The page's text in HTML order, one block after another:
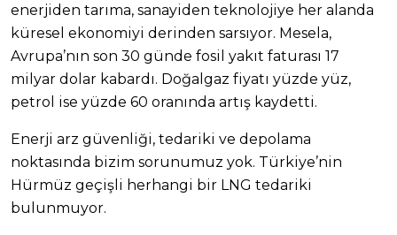
enerjiden tarıma, sanayiden teknolojiye her alanda
küresel ekonomiyi derinden sarsıyor. Mesela,
Avrupa’nın son 30 günde fosil yakıt faturası 17
milyar dolar kabardı. Doğalgaz fiyatı yüzde yüz,
petrol ise yüzde 60 oranında artış kaydetti.
Enerji arz güvenliği, tedariki ve depolama
noktasında bizim sorunumuz yok. Türkiye’nin
Hürmüz geçişli herhangi bir LNG tedariki
bulunmuyor.